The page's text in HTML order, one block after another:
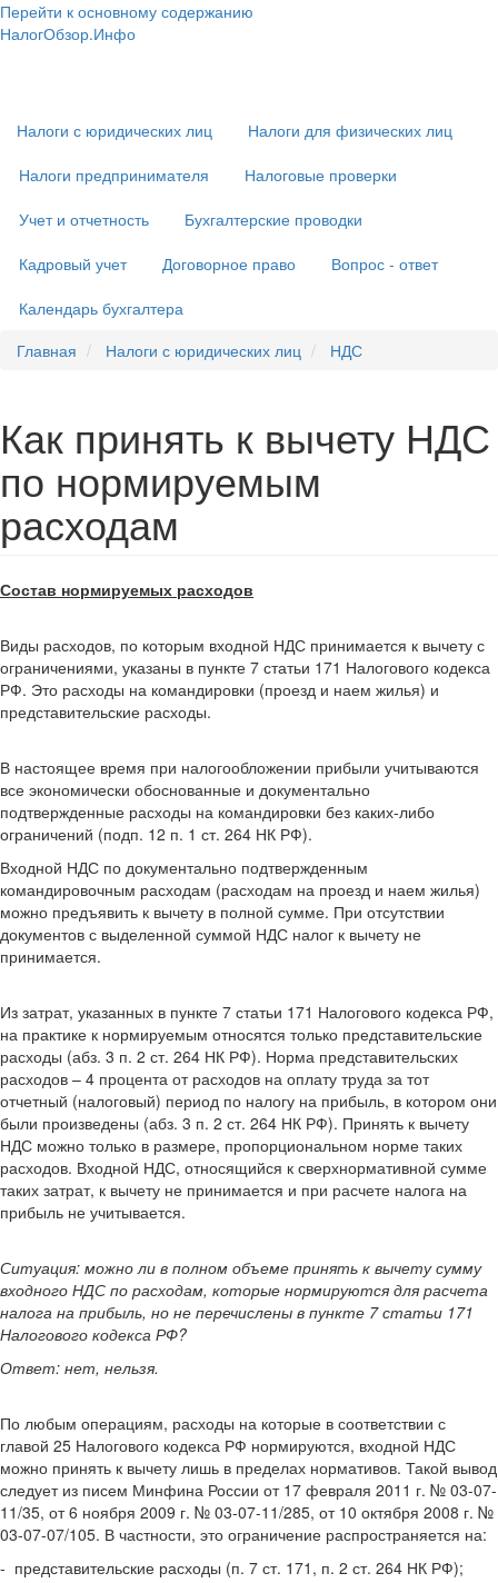
Перейти к основному содержанию
НалогОбзор.Инфо
Налоги с юридических лиц
Налоги для физических лиц
Налоги предпринимателя
Налоговые проверки
Учет и отчетность
Бухгалтерские проводки
Кадровый учет
Договорное право
Вопрос - ответ
Календарь бухгалтера
Главная
Налоги с юридических лиц НДС
Как принять к вычету НДС
по нормируемым
расходам
Состав нормируемых расходов
Виды расходов, по которым входной НДС принимается к вычету с
ограничениями, указаны в пункте 7 статьи 171 Налогового кодекса
РФ. Это расходы на командировки (проезд и наем жилья) и
представительские расходы.
В настоящее время при налогообложении прибыли учитываются
все экономически обоснованные и документально
подтвержденные расходы на командировки без каких-либо
ограничений (подп. 12 п. 1 ст. 264 НК РФ).
Входной НДС по документально подтвержденным
командировочным расходам (расходам на проезд и наем жилья)
можно предъявить к вычету в полной сумме. При отсутствии
документов с выделенной суммой НДС налог к вычету не
принимается.
Из затрат, указанных в пункте 7 статьи 171 Налогового кодекса РФ,
на практике к нормируемым относятся только представительские
расходы (абз. 3 п. 2 ст. 264 НК РФ). Норма представительских
расходов – 4 процента от расходов на оплату труда за тот
отчетный (налоговый) период по налогу на прибыль, в котором они
были произведены (абз. 3 п. 2 ст. 264 НК РФ). Принять к вычету
НДС можно только в размере, пропорциональном норме таких
расходов. Входной НДС, относящийся к сверхнормативной сумме
таких затрат, к вычету не принимается и при расчете налога на
прибыль не учитывается.
Ситуация: можно ли в полном объеме принять к вычету сумму
входного НДС по расходам, которые нормируются для расчета
налога на прибыль, но не перечислены в пункте 7 статьи 171
Налогового кодекса РФ?
Ответ: нет, нельзя.
По любым операциям, расходы на которые в соответствии с
главой 25 Налогового кодекса РФ нормируются, входной НДС
можно принять к вычету лишь в пределах нормативов. Такой вывод
следует из писем Минфина России от 17 февраля 2011 г. № 03-07-
11/35, от 6 ноября 2009 г. № 03-07-11/285, от 10 октября 2008 г. №
03-07-07/105. В частности, это ограничение распространяется на:
- представительские расходы (п. 7 ст. 171, п. 2 ст. 264 НК РФ);